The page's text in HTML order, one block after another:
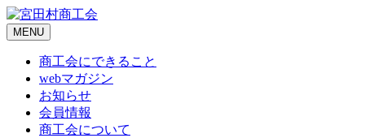
Skip
to
content
MENU
商工会にできること
webマガジン
お知らせ
会員情報
商工会について